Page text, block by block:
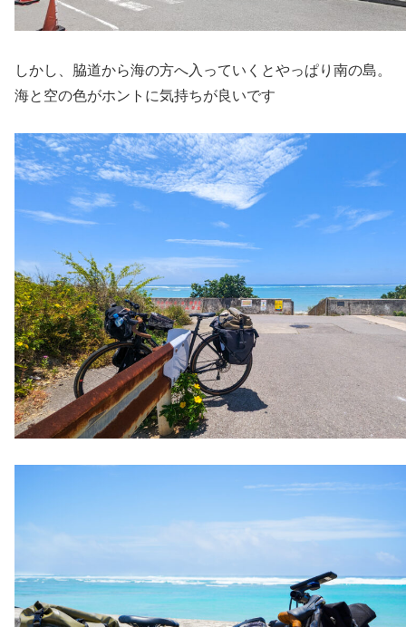
しかし、脇道から海の方へ入っていくとやっぱり南の島。
海と空の色がホントに気持ちが良いです